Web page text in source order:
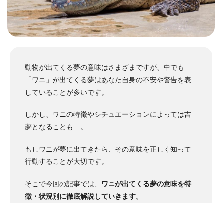
動物が出てくる夢の意味はさまざまですが、中でも
「ワニ」が出てくる夢はあなた自身の不安や警告を表
していることが多いです。
しかし、ワニの特徴やシチュエーションによっては吉
夢となることも…。
もしワニが夢に出てきたら、その意味を正しく知って
行動することが大切です。
そこで今回の記事では、 ワニが出てくる夢の意味を特
徴・状況別に徹底解説していきます。